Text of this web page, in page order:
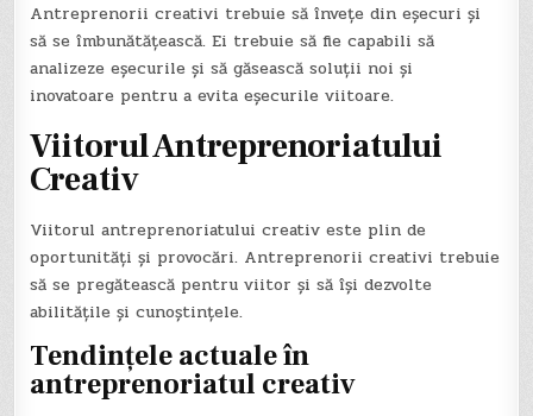
Antreprenorii creativi trebuie să învețe din eșecuri și
să se îmbunătățească. Ei trebuie să fie capabili să
analizeze eșecurile și să găsească soluții noi și
inovatoare pentru a evita eșecurile viitoare.
Viitorul Antreprenoriatului
Creativ
Viitorul antreprenoriatului creativ este plin de
oportunități și provocări. Antreprenorii creativi trebuie
să se pregătească pentru viitor și să își dezvolte
abilitățile și cunoștințele.
Tendințele actuale în
antreprenoriatul creativ